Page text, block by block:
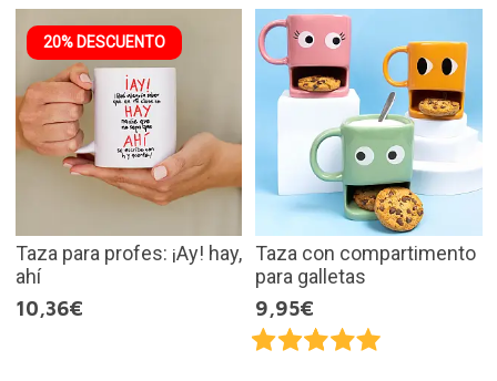
20% DESCUENTO
Taza para profes: ¡Ay! hay,
ahí
10,36€
Taza con compartimento
para galletas
9,95€